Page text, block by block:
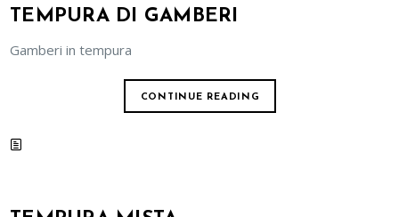
TEMPURA DI GAMBERI
Gamberi in tempura
CONTINUE READING